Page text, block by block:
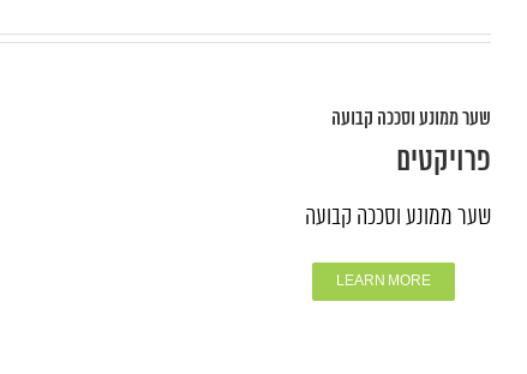
שער ממונע וסככה קבועה
פרויקטים
שער ממונע וסככה קבועה
LEARN MORE